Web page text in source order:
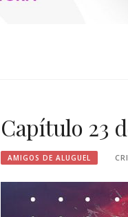
Capítulo 23
AMIGOS DE ALUGUEL